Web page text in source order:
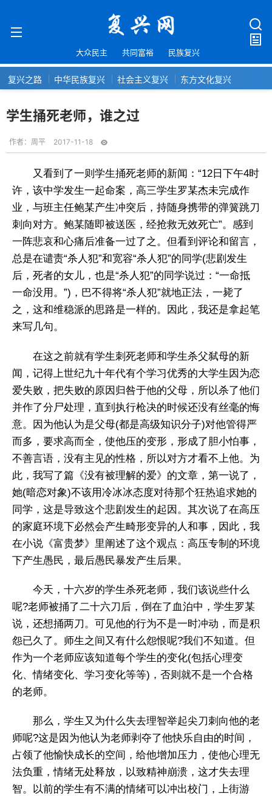
大众民主 共同富裕 民族复兴
复兴之路 中华民族复兴 社会主义复兴 东方文化复兴
学生捅死老师，谁之过
作者： 周平 2017-11-18
又看到了一则学生捅死老师的新闻：“12日下午4时
许，该中学发生一起命案，高三学生罗某杰未完成作
业，与班主任鲍某产生冲突后，持随身携带的弹簧跳刀
刺向对方。鲍某随即被送医，经抢救无效死亡”。感到
一阵悲哀和心痛后准备一过了之。但看到评论和留言，
总是在谴责“杀人犯”和宽容“杀人犯”的同学(悲剧发生
后，死者的女儿，也是“杀人犯”的同学说过：“一命抵
一命没用。”)，巴不得将“杀人犯”就地正法，一毙了
之，这和维稳派的思路是一样的。因此，我还是拿起笔
来写几句。
在这之前就有学生刺死老师和学生杀父弑母的新
闻，记得上世纪九十年代有个学习优秀的大学生因为恋
爱失败，把失败的原因归咎于他的父母，所以杀了他们
并作了分尸处理，直到执行枪决的时候还没有丝毫的悔
意。因为他认为是父母(都是高级知识分子)对他管得严
而多，要求高而全，使他压的变形，形成了胆小怕事，
不善言语，没有主见的性格，所以对方才看不上他。为
此，我写了篇《没有被理解的爱》的文章，第一说了，
她(暗恋对象)不该用冷冰冰态度对待那个狂热追求她的
同学，这是导致这个悲剧发生的起因。其次说了在高压
的家庭环境下必然会产生畸形变异的人和事，因此，我
在小说《富贵梦》里阐述了这个观点：高压专制的环境
下产生愚民，最后愚民暴发产生后果。
今天，十六岁的学生杀死老师，我们该说些什么
呢?老师被捅了二十六刀后，倒在了血泊中，学生罗某
说，还想捅两刀。可见他的行为不是一时冲动，而是积
怨已久了。师生之间又有什么怨恨呢?我们不知道。但
作为一个老师应该知道每个学生的变化(包括心理变
化、情绪变化、学习变化等等)，否则就不是一个合格
的老师。
那么，学生又为什么失去理智举起尖刀刺向他的老
师呢?这是因为他认为老师剥夺了他快乐自由的时间，
占领了他愉快成长的空间，给他增加压力，使他心理无
法负重，情绪无处释放，以致精神崩溃，这才失去理
智。以前的学生有不满的情绪可以冲出校门，上街游